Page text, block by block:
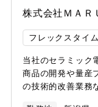
デンサ、二次電池
動車、産業機器な
気自動車（EV）や
サー技術やエネル
り、今後も成長が
大きい点も特徴で
ています。長年培
ルールを疑い、あ
丸となって目標を
で、戦略的・論理
る工程設計・工程
善業務の経験・自
識・各種セラミッ
株式会社ＭＡＲ
フレックスタイ
当社のセラミック
商品の開発や量産
の技術的改善業務